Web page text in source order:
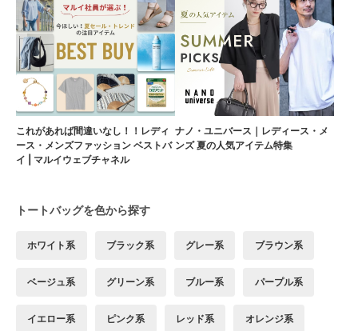
これがあれば間違いなし！！レディ
ース・メンズファッション ベストバ
イ | マルイウェブチャネル
ナノ・ユニバース｜レディース・メ
ンズ 夏の人気アイテム特集
トートバッグを色から探す
ホワイト系 ブラック系 グレー系 ブラウン系
ベージュ系 グリーン系 ブルー系 パープル系
イエロー系 ピンク系 レッド系 オレンジ系